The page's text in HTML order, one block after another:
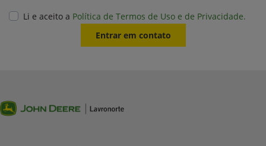
Li e aceito a Política de Termos de Uso e de Privacidade.
Entrar em contato